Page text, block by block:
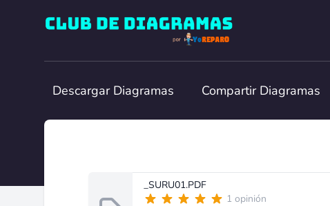
Club de Diagramas
Descargar Diagramas Compartir Diagramas
_SURU01.PDF
1 opinión